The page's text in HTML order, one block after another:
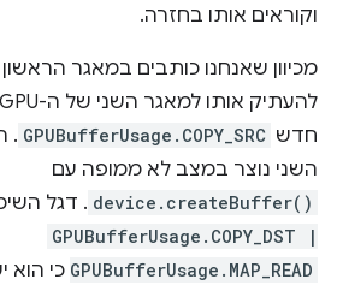
וקוראים אותו בחזרה.
חדש GPUBufferUsage.COPY_SRC
השני נוצר במצב לא ממופה עם
device.createBuffer() . דגל
GPUBufferUsage.COPY_DST |
GPUBufferUsage.MAP_READ כי